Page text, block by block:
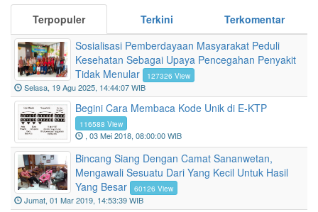
Terpopuler Terkini
Terkomentar
Sosialisasi Pemberdayaan Masyarakat Peduli
Kesehatan Sebagai Upaya Pencegahan Penyakit
Tidak Menular
127326 View
Selasa, 19 Agu 2025, 14:44:07 WIB
Begini Cara Membaca Kode Unik di E-KTP
116588 View
, 03 Mei 2018, 08:00:00 WIB
Bincang Siang Dengan Camat Sananwetan,
Mengawali Sesuatu Dari Yang Kecil Untuk Hasil
Yang Besar
60126 View
Jumat, 01 Mar 2019, 14:53:39 WIB